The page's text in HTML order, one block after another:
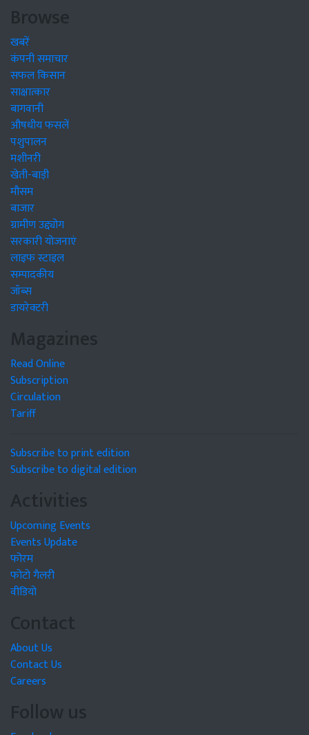
Browse
खबरें
कंपनी समाचार
सफल किसान
साक्षात्कार
बागवानी
औषधीय फसलें
पशुपालन
मशीनरी
खेती-बाड़ी
मौसम
बाजार
ग्रामीण उद्द्योग
सरकारी योजनाएं
लाइफ स्टाइल
सम्पादकीय
जॉब्स
डायरेक्टरी
Magazines
Read Online
Subscription
Circulation
Tariff
Subscribe to print edition
Subscribe to digital edition
Activities
Upcoming Events
Events Update
फोरम
फोटो गैलरी
वीडियो
Contact
About Us
Contact Us
Careers
Follow us